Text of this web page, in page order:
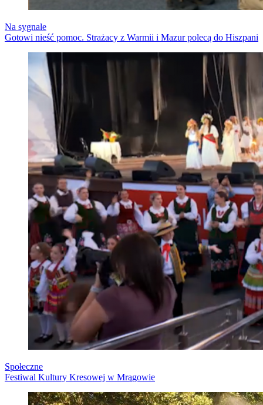
Na sygnale
Gotowi nieść pomoc. Strażacy z Warmii i Mazur polecą do Hiszpani
Społeczne
Festiwal Kultury Kresowej w Mrągowie